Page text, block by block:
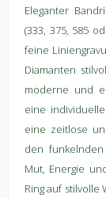
Eleganter
(333, 375, 585
feine
Diamanten
moderne und
eine
eine zeitlose
den
Mut, Energie
Ring auf stilvolle